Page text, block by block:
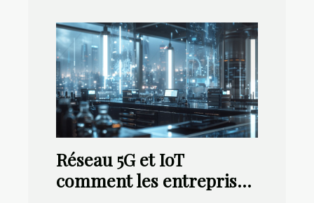
Réseau 5G et IoT
comment les entreprises